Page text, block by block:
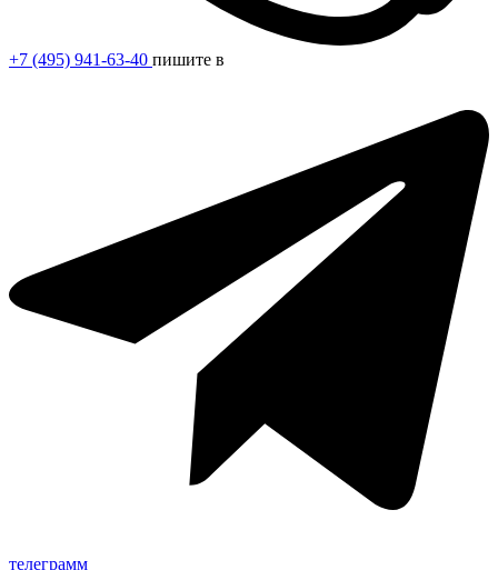
+7 (495) 941-63-40 пишите в
телеграмм